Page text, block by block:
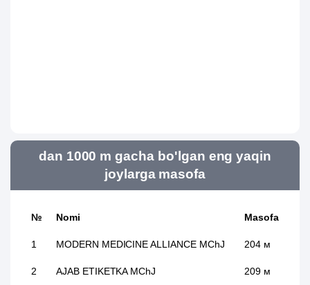
dan 1000 m gacha bo'lgan eng yaqin
joylarga masofa
№ Nomi Masofa
1 MODERN MEDICINE ALLIANCE MChJ 204 м
2 AJAB ETIKETKA MChJ 209 м